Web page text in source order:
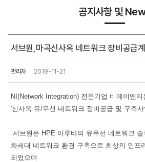
공지사항 및
서브원,마곡신사옥 네트워크 장비공급
관리자 2019-11-21
NI(Network Integration) 전문기업 비에이앤
'신사옥 유/무선 네트워크 장비공급 및 구축
서브원은 HPE 아루바의 유무선 네트워크 솔
차세대 네트워크 환경 구축으로 최상의 인프
되었으며